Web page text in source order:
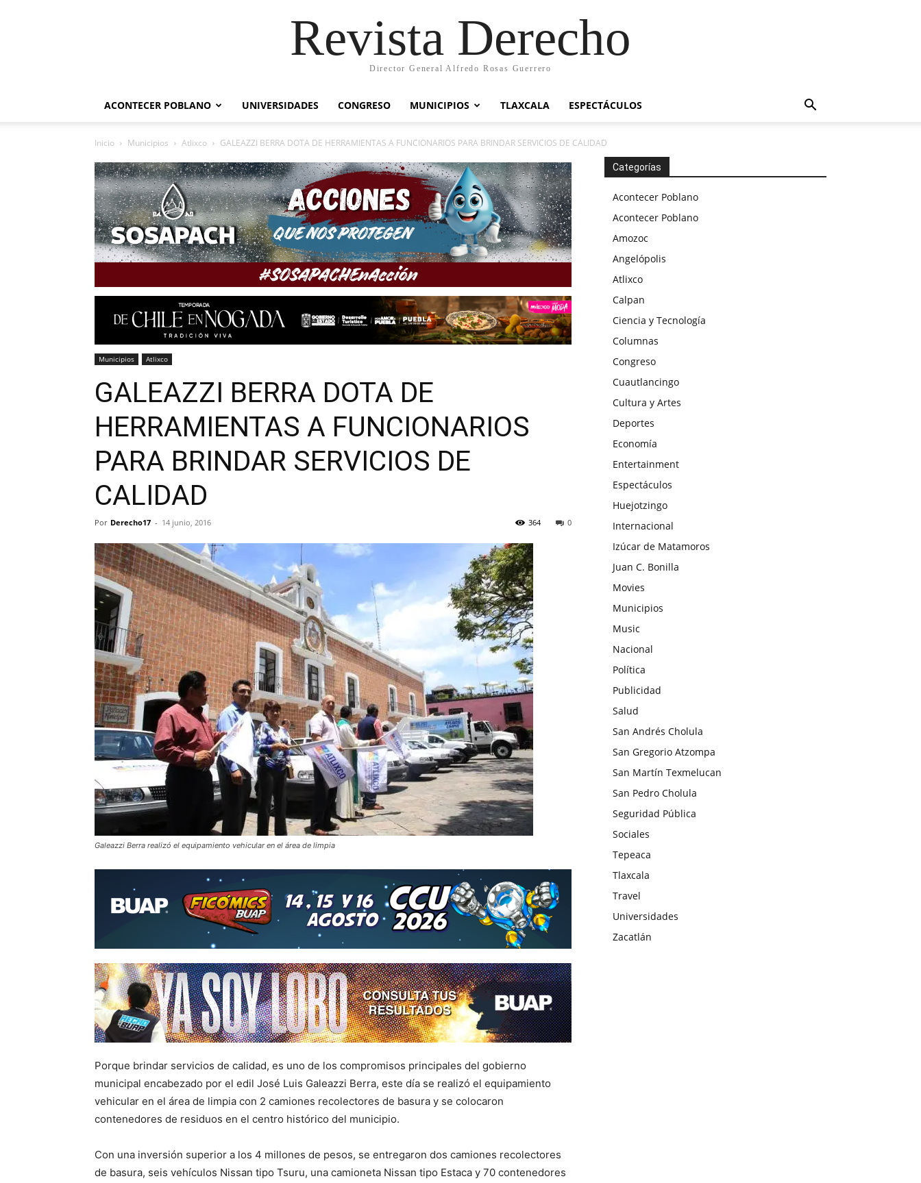
Revista Derecho
Director General Alfredo Rosas Guerrero
ACONTECER POBLANO UNIVERSIDADES CONGRESO MUNICIPIOS TLAXCALA ESPECTÁCULOS
Inicio Municipios Atlixco GALEAZZI BERRA DOTA DE HERRAMIENTAS A FUNCIONARIOS PARA BRINDAR SERVICIOS DE CALIDAD
Municipios Atlixco
GALEAZZI BERRA DOTA DE
HERRAMIENTAS A FUNCIONARIOS
PARA BRINDAR SERVICIOS DE
CALIDAD
Por Derecho17 - 14 junio, 2016 0
364
Galeazzi Berra realizó el equipamiento vehicular en el área de limpia
Porque brindar servicios de calidad, es uno de los compromisos principales del gobierno
municipal encabezado por el edil José Luis Galeazzi Berra, este día se realizó el equipamiento
vehicular en el área de limpia con 2 camiones recolectores de basura y se colocaron
contenedores de residuos en el centro histórico del municipio.
Con una inversión superior a los 4 millones de pesos, se entregaron dos camiones recolectores
de basura, seis vehículos Nissan tipo Tsuru, una camioneta Nissan tipo Estaca y 70 contenedores
Categorías
Acontecer Poblano
Acontecer Poblano
Amozoc
Angelópolis
Atlixco
Calpan
Ciencia y Tecnología
Columnas
Congreso
Cuautlancingo
Cultura y Artes
Deportes
Economía
Entertainment
Espectáculos
Huejotzingo
Internacional
Izúcar de Matamoros
Juan C. Bonilla
Movies
Municipios
Music
Nacional
Política
Publicidad
Salud
San Andrés Cholula
San Gregorio Atzompa
San Martín Texmelucan
San Pedro Cholula
Seguridad Pública
Sociales
Tepeaca
Tlaxcala
Travel
Universidades
Zacatlán